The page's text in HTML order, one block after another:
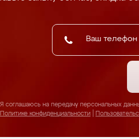
Я соглашаюсь на передачу персональных
Политике конфиденциальности